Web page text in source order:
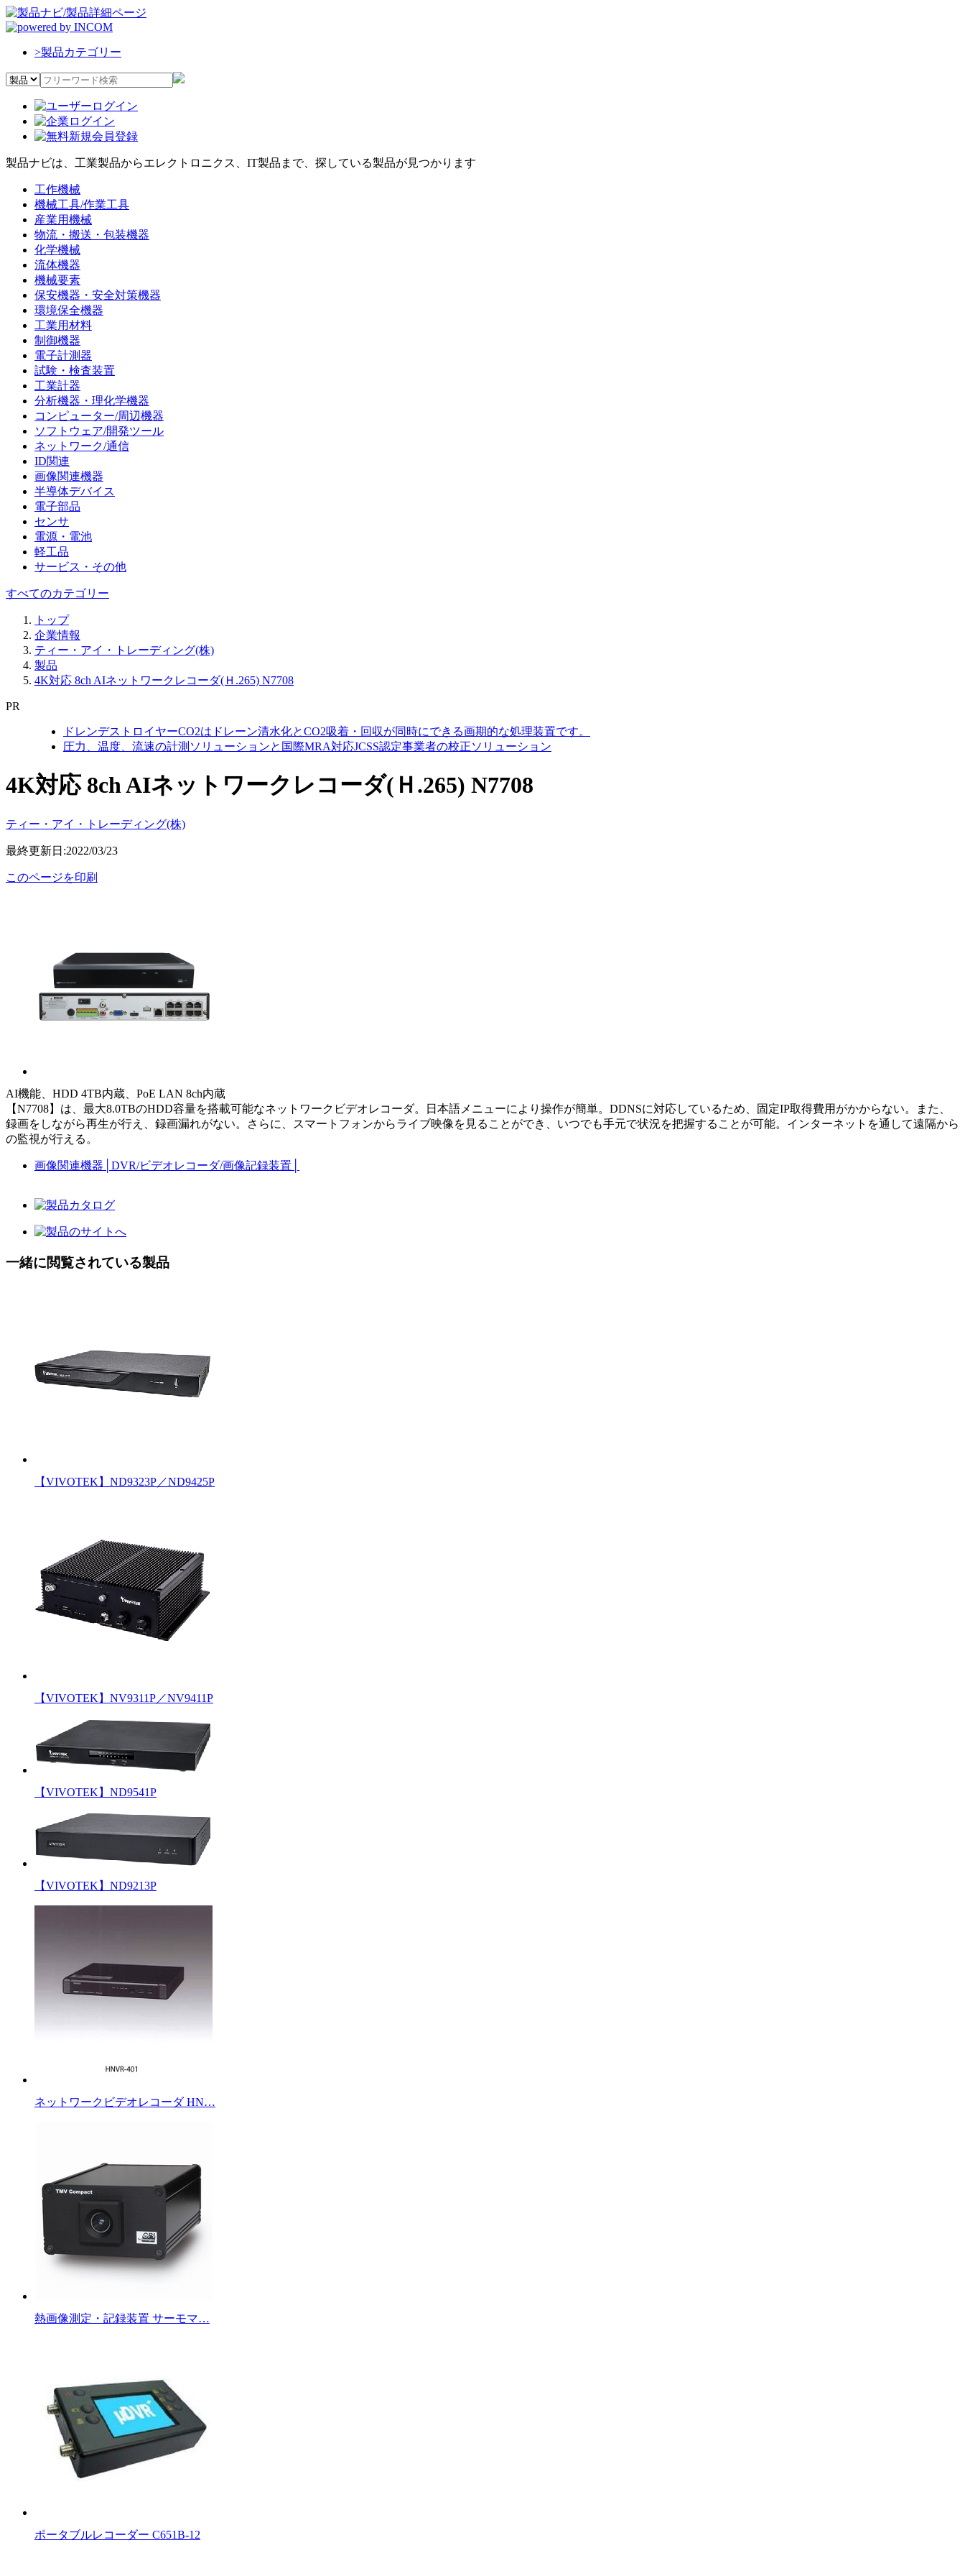
>製品カテゴリー
製品ナビは、工業製品からエレクトロニクス、IT製品まで、探している製品が見つかります
工作機械
機械工具/作業工具
産業用機械
物流・搬送・包装機器
化学機械
流体機器
機械要素
保安機器・安全対策機器
環境保全機器
工業用材料
制御機器
電子計測器
試験・検査装置
工業計器
分析機器・理化学機器
コンピューター/周辺機器
ソフトウェア/開発ツール
ネットワーク/通信
ID関連
画像関連機器
半導体デバイス
電子部品
センサ
電源・電池
軽工品
サービス・その他
すべてのカテゴリー
トップ
企業情報
ティー・アイ・トレーディング(株)
製品
4K対応 8ch AIネットワークレコーダ(Ｈ.265) N7708
PR
ドレンデストロイヤーCO2はドレーン清水化とCO2吸着・回収が同時にできる画期的な処理装置です。
圧力、温度、流速の計測ソリューションと国際MRA対応JCSS認定事業者の校正ソリューション
4K対応 8ch AIネットワークレコーダ(Ｈ.265) N7708
ティー・アイ・トレーディング(株)
最終更新日:2022/03/23
このページを印刷
AI機能、HDD 4TB内蔵、PoE LAN 8ch内蔵
【N7708】は、最大8.0TBのHDD容量を搭載可能なネットワークビデオレコーダ。日本語メニューにより操作が簡単。DDNSに対応しているため、固定IP取得費用がかからない。また、
録画をしながら再生が行え、録画漏れがない。さらに、スマートフォンからライブ映像を見ることができ、いつでも手元で状況を把握することが可能。インターネットを通して遠隔から
の監視が行える。
画像関連機器 DVR/ビデオレコーダ/画像記録装置
一緒に閲覧されている製品
【VIVOTEK】ND9323P／ND9425P
【VIVOTEK】NV9311P／NV9411P
【VIVOTEK】ND9541P
【VIVOTEK】ND9213P
ネットワークビデオレコーダ HN…
熱画像測定・記録装置 サーモマ…
ポータブルレコーダー C651B-12